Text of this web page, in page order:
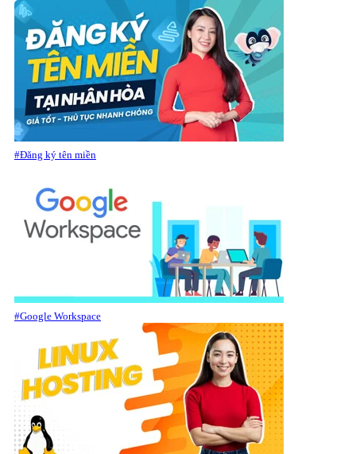
#Đăng ký tên miền
#Google Workspace